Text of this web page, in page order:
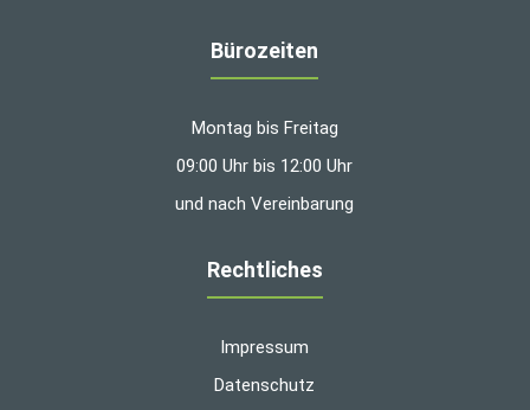
Bürozeiten
Montag bis Freitag
09:00 Uhr bis 12:00 Uhr
und nach Vereinbarung
Rechtliches
Impressum
Datenschutz